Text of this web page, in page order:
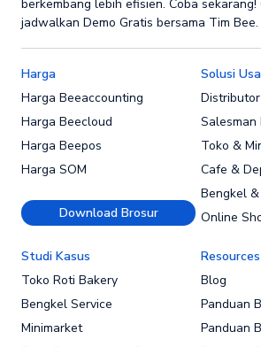
berkembang lebih efisien. Coba
jadwalkan Demo Gratis bersama Tim Bee.
Harga
Harga Beeaccounting
Harga Beecloud
Harga Beepos
Harga SOM
Download Brosur
Solusi
Distributor
Salesman
Toko &
Cafe &
Bengkel
Online
Studi Kasus
Toko Roti Bakery
Bengkel Service
Minimarket
Resources
Blog
Panduan
Panduan